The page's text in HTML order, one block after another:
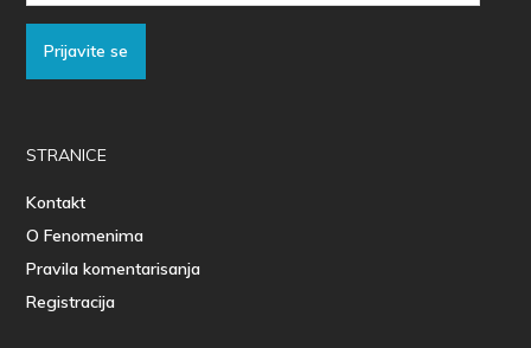
Prijavite se
STRANICE
Kontakt
O Fenomenima
Pravila komentarisanja
Registracija